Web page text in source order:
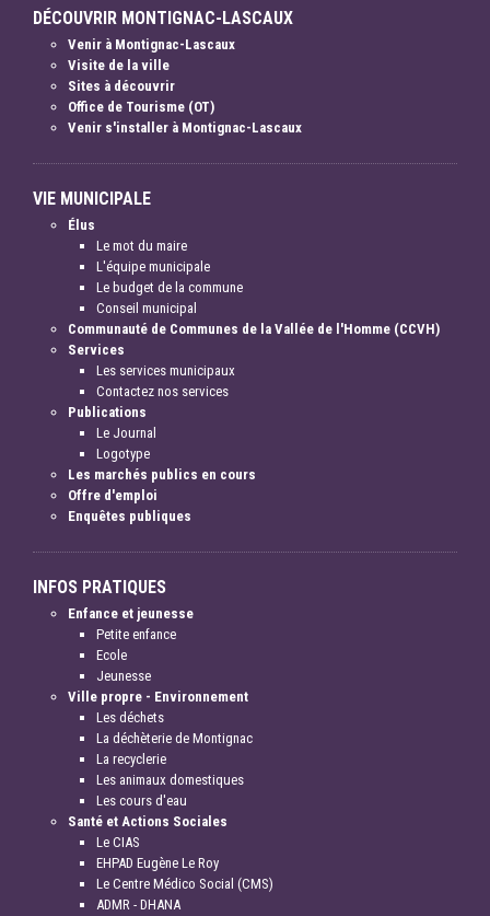
DÉCOUVRIR MONTIGNAC-LASCAUX
Venir à Montignac-Lascaux
Visite de la ville
Sites à découvrir
Office de Tourisme (OT)
Venir s'installer à Montignac-Lascaux
VIE MUNICIPALE
Élus
Le mot du maire
L'équipe municipale
Le budget de la commune
Conseil municipal
Communauté de Communes de la Vallée de l'Homme (CCVH)
Services
Les services municipaux
Contactez nos services
Publications
Le Journal
Logotype
Les marchés publics en cours
Offre d'emploi
Enquêtes publiques
INFOS PRATIQUES
Enfance et jeunesse
Petite enfance
Ecole
Jeunesse
Ville propre - Environnement
Les déchets
La déchèterie de Montignac
La recyclerie
Les animaux domestiques
Les cours d'eau
Santé et Actions Sociales
Le CIAS
EHPAD Eugène Le Roy
Le Centre Médico Social (CMS)
ADMR - DHANA